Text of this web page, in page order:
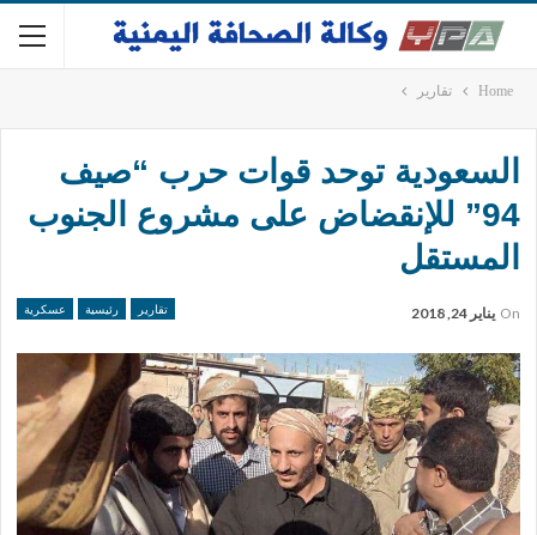
Home تقارير
السعودية توحد قوات حرب “صيف
94” للإنقضاض على مشروع الجنوب
المستقل
تقارير رئيسية عسكرية On يناير 24, 2018